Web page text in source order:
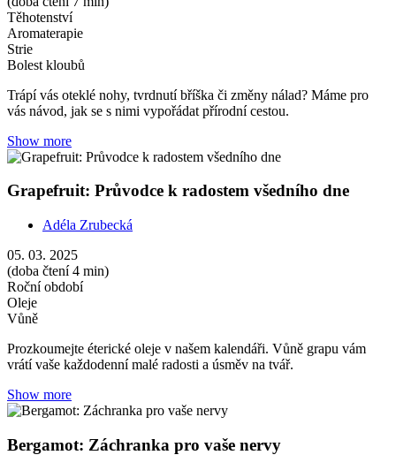
Těhotenství
Aromaterapie
Strie
Bolest kloubů
Trápí vás oteklé nohy, tvrdnutí bříška či změny nálad? Máme pro
vás návod, jak se s nimi vypořádat přírodní cestou.
Show more
Grapefruit: Průvodce k radostem všedního dne
Adéla Zrubecká
05. 03. 2025
(doba čtení 4 min)
Roční období
Oleje
Vůně
Prozkoumejte éterické oleje v našem kalendáři. Vůně grapu vám
vrátí vaše každodenní malé radosti a úsměv na tvář.
Show more
Bergamot: Záchranka pro vaše nervy